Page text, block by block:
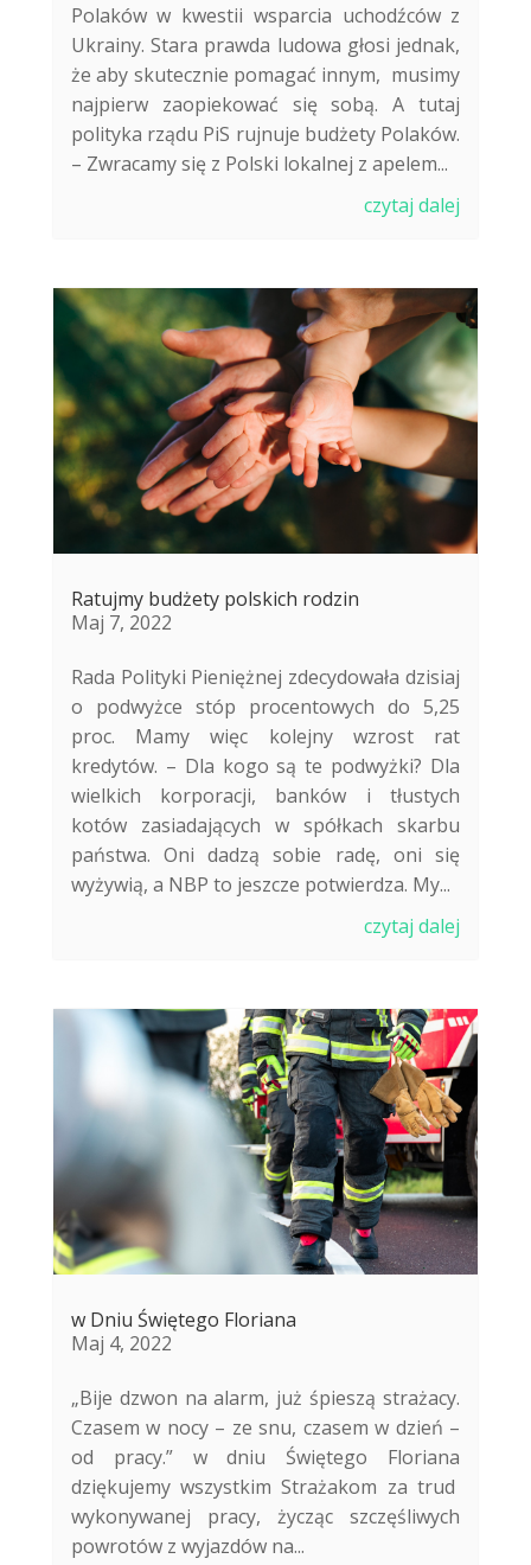
Polaków w kwestii wsparcia uchodźców z
Ukrainy. Stara prawda ludowa głosi jednak,
że aby skutecznie pomagać innym, musimy
najpierw zaopiekować się sobą. A tutaj
polityka rządu PiS rujnuje budżety Polaków.
– Zwracamy się z Polski lokalnej z apelem...
czytaj dalej
Ratujmy budżety polskich rodzin
Maj 7, 2022
Rada Polityki Pieniężnej zdecydowała dzisiaj
o podwyżce stóp procentowych do 5,25
proc. Mamy więc kolejny wzrost rat
kredytów. – Dla kogo są te podwyżki? Dla
wielkich korporacji, banków i tłustych
kotów zasiadających w spółkach skarbu
państwa. Oni dadzą sobie radę, oni się
wyżywią, a NBP to jeszcze potwierdza. My...
czytaj dalej
w Dniu Świętego Floriana
Maj 4, 2022
„Bije dzwon na alarm, już śpie­szą stra­ża­cy.
Cza­sem w nocy – ze snu, cza­sem w dzień –
od pra­cy.” w dniu Świętego Floriana
dziękujemy wszystkim Strażakom za trud
wykonywanej pracy, życząc szczęśliwych
powrotów z wyjazdów na...